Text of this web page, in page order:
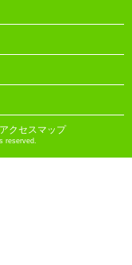
アクセスマップ
reserved.